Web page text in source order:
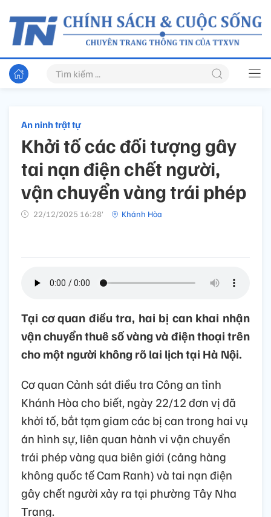
An ninh trật tự
Khởi tố các đối tượng gây
tai nạn điện chết người,
vận chuyển vàng trái phép
22/12/2025 16:28’ Khánh Hòa
Tại cơ quan điều tra, hai bị can khai nhận
vận chuyển thuê số vàng và điện thoại trên
cho một người không rõ lai lịch tại Hà Nội.
Cơ quan Cảnh sát điều tra Công an tỉnh
Khánh Hòa cho biết, ngày 22/12 đơn vị đã
khởi tố, bắt tạm giam các bị can trong hai vụ
án hình sự, liên quan hành vi vận chuyển
trái phép vàng qua biên giới (cảng hàng
không quốc tế Cam Ranh) và tai nạn điện
gây chết người xảy ra tại phường Tây Nha
Trang.